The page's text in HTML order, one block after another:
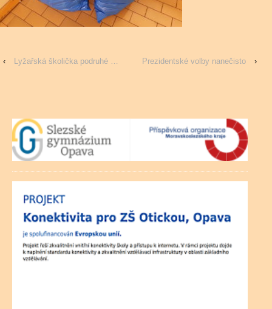
‹ Lyžařská školička podruhé … Prezidentské volby nanečisto ›